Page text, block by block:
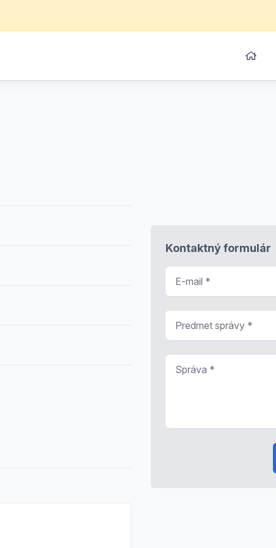
Kontaktný formulár